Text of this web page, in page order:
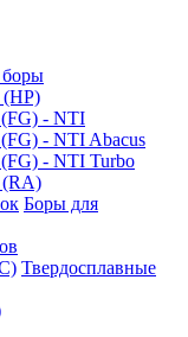
- NTI
- NTI Abacus
- NTI Turbo
Боры для
Твердосплавные